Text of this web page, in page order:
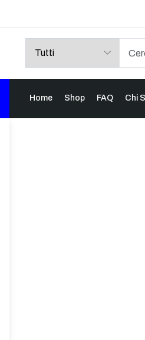
Home Shop FAQ Chi